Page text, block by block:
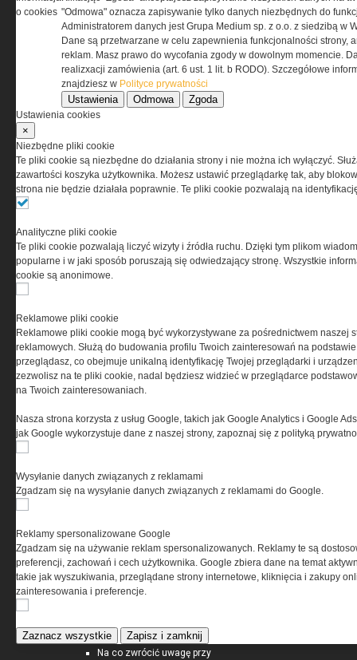
liderów branży
bezpieczeństwa
Benelli Nova 3 Tactical –
nowoczesna definicja strzelby
BOSP wchodzi na polski
rynek. Obuwie tworzone z
jednostkami specjalnymi
Betonowe donice do ogrodów, na
Rynek nieruchomości
Darmowe ebooki dla zarządców
nieruchomości
Na co zwrócić uwagę przy
o cookies "Odmowa" oznacza zapisywanie tylko danych niezbędnych do
Administratorem danych jest Grupa Medium sp. z o.o. z siedzibą w
Dane są przetwarzane w celu zapewnienia funkcjonalności strony,
reklam. Masz prawo do wycofania zgody w dowolnym momencie.
realizxacji zamówienia (art. 6 ust. 1 lit. b RODO). Szczegółowe
znajdziesz w Polityce prywatności
Ustawienia Odmowa Zgoda
Ustawienia cookies
×
Niezbędne pliki cookie
Te pliki cookie są niezbędne do działania strony i nie można ich wyłączyć.
zawartości koszyka użytkownika. Możesz ustawić przeglądarkę tak, aby
strona nie będzie działała poprawnie. Te pliki cookie pozwalają na
Analityczne pliki cookie
Te pliki cookie pozwalają liczyć wizyty i źródła ruchu. Dzięki tym plikom
popularne i w jaki sposób poruszają się odwiedzający stronę. Wszystkie
cookie są anonimowe.
Reklamowe pliki cookie
Reklamowe pliki cookie mogą być wykorzystywane za pośrednictwem naszej
reklamowych. Służą do budowania profilu Twoich zainteresowań na
przeglądasz, co obejmuje unikalną identyfikację Twojej przeglądarki i
zezwolisz na te pliki cookie, nadal będziesz widzieć w przeglądarce
na Twoich zainteresowaniach.
Nasza strona korzysta z usług Google, takich jak Google Analytics i Google
jak Google wykorzystuje dane z naszej strony, zapoznaj się z polityką
Wysyłanie danych związanych z reklamami
Zgadzam się na wysyłanie danych związanych z reklamami do Google.
Reklamy spersonalizowane Google
Zgadzam się na używanie reklam spersonalizowanych. Reklamy te są
preferencji, zachowań i cech użytkownika. Google zbiera dane na temat
takie jak wyszukiwania, przeglądane strony internetowe, kliknięcia i zakupy
zainteresowania i preferencje.
Zaznacz wszystkie Zapisz i zamknij